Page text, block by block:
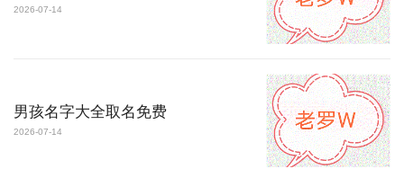
2026-07-14
男孩名字大全取名免费
2026-07-14